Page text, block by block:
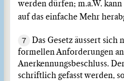
werden dürfen; m.a.W.
auf das einfache Mehr
7
Das Gesetz äussert sich
formellen Anforderungen
Anerkennungsbeschluss.
schriftlich gefasst werden,